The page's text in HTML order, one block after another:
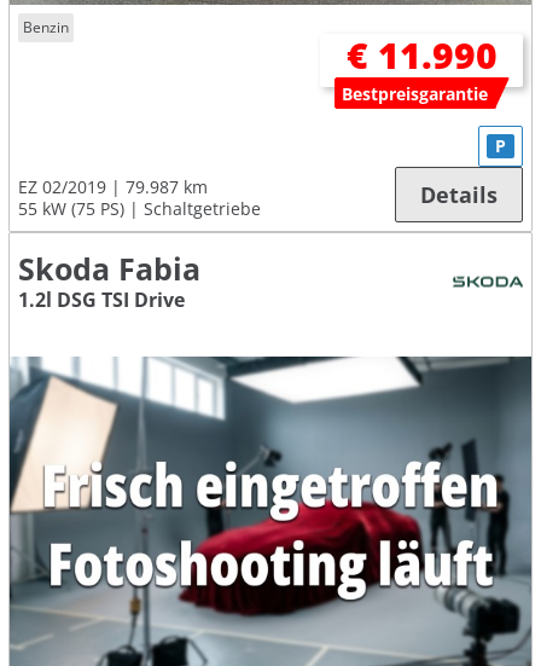
Benzin
€ 11.990
Bestpreisgarantie
EZ 02/2019
79.987 km
55 kW (75 PS)
Schaltgetriebe
P
Details
Skoda Fabia
1.2l DSG TSI Drive